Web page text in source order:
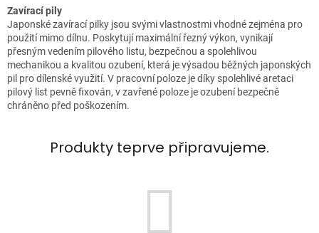
Zavírací pily
Japonské zavírací pilky jsou svými vlastnostmi vhodné zejména pro
použití mimo dílnu. Poskytují maximální řezný výkon, vynikají
přesným vedením pilového listu, bezpečnou a spolehlivou
mechanikou a kvalitou ozubení, která je výsadou běžných japonských
pil pro dílenské využití. V pracovní poloze je díky spolehlivé aretaci
pilový list pevně fixován, v zavřené poloze je ozubení bezpečně
chráněno před poškozením.
Produkty teprve připravujeme.